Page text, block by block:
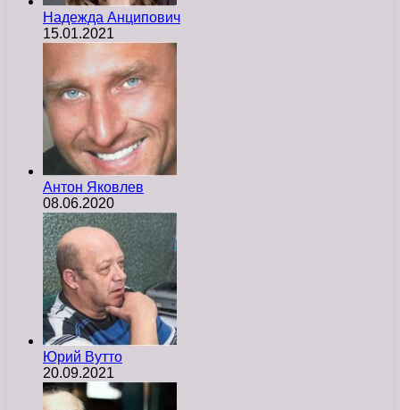
Надежда Анципович
15.01.2021
Антон Яковлев
08.06.2020
Юрий Вутто
20.09.2021